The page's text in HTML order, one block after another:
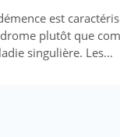
est
plutôt que
singulière. Les...